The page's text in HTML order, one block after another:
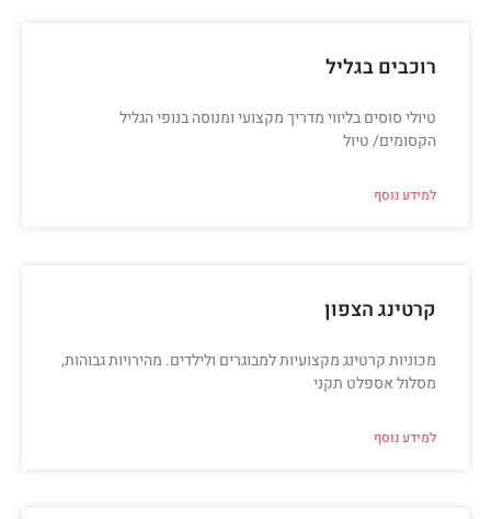
רוכבים בגליל
טיולי סוסים בליווי מדריך מקצועי ומנוסה בנופי הגליל
הקסומים/ טיול
למידע נוסף
קרטינג הצפון
מכוניות קרטינג מקצועיות למבוגרים ולילדים. מהירויות גבוהות,
מסלול אספלט תקני
למידע נוסף